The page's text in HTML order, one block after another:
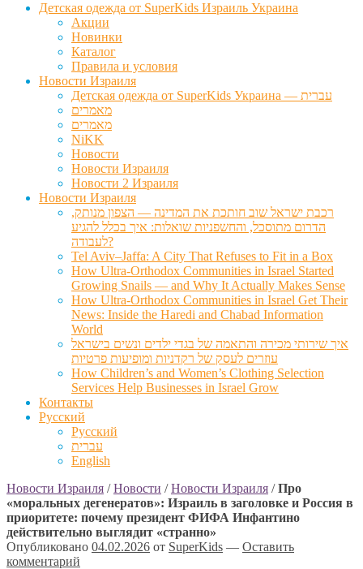
Детская одежда от SuperKids Израиль Украина
Акции
Новинки
Каталог
Правила и условия
Новости Израиля
Детская одежда от SuperKids Украина — עברית
מאמרים
מאמרים
NiKK
Новости
Новости Израиля
Новости 2 Израиля
Новости Израиля
רכבת ישראל שוב חותכת את המדינה — הצפון מנותק,
הדרום מתוסכל, והחשפניות שואלות: איך בכלל להגיע
לעבודה?
Tel Aviv–Jaffa: A City That Refuses to Fit in a Box
How Ultra-Orthodox Communities in Israel Started
Growing Snails — and Why It Actually Makes Sense
How Ultra-Orthodox Communities in Israel Get Their
News: Inside the Haredi and Chabad Information
World
איך שירותי מכירה והתאמה של בגדי ילדים ונשים בישראל
עוזרים לעסק של רקדניות ומופיעות פרטיות
How Children’s and Women’s Clothing Selection
Services Help Businesses in Israel Grow
Контакты
Русский
Русский
עברית
English
Новости Израиля /Новости /Новости Израиля /Про
«моральных дегенератов»: Израиль в заголовке и Россия в
приоритете: почему президент ФИФА Инфантино
действительно выглядит «странно»
Опубликовано 04.02.2026 от SuperKids — Оставить
комментарий